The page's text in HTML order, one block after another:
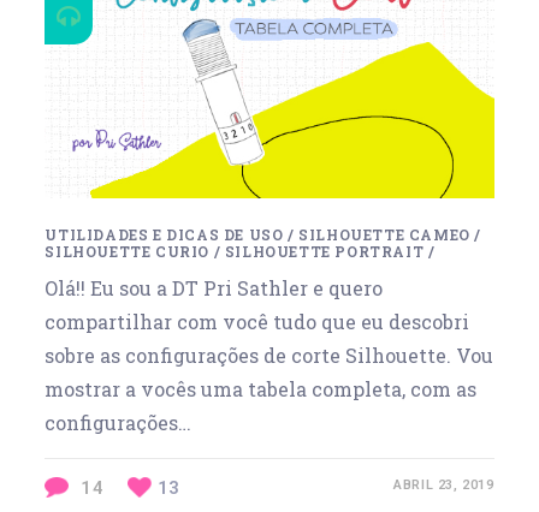
UTILIDADES E DICAS DE USO / SILHOUETTE CAMEO /
SILHOUETTE CURIO / SILHOUETTE PORTRAIT /
Olá!! Eu sou a DT Pri Sathler e quero
compartilhar com você tudo que eu descobri
sobre as configurações de corte Silhouette. Vou
mostrar a vocês uma tabela completa, com as
configurações…
14 13 ABRIL 23, 2019